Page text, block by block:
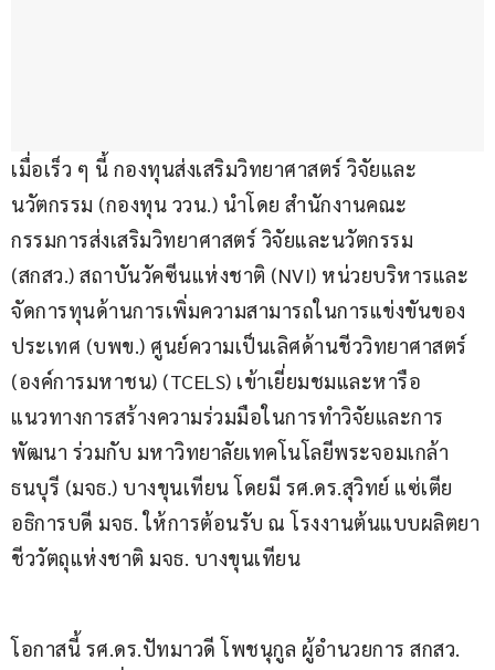
เมื่อเร็ว ๆ นี้ กองทุนส่งเสริมวิทยาศาสตร์ วิจัยและ
นวัตกรรม (กองทุน ววน.) นำโดย สำนักงานคณะ
กรรมการส่งเสริมวิทยาศาสตร์ วิจัยและนวัตกรรม
(สกสว.) สถาบันวัคซีนแห่งชาติ (NVI) หน่วยบริหารและ
จัดการทุนด้านการเพิ่มความสามารถในการแข่งขันของ
ประเทศ (บพข.) ศูนย์ความเป็นเลิศด้านชีววิทยาศาสตร์
(องค์การมหาชน) (TCELS) เข้าเยี่ยมชมและหารือ
แนวทางการสร้างความร่วมมือในการทำวิจัยและการ
พัฒนา ร่วมกับ มหาวิทยาลัยเทคโนโลยีพระจอมเกล้า
ธนบุรี (มจธ.) บางขุนเทียน โดยมี รศ.ดร.สุวิทย์ แซ่เตีย
อธิการบดี มจธ. ให้การต้อนรับ ณ โรงงานต้นแบบผลิตยา
ชีววัตถุแห่งชาติ มจธ. บางขุนเทียน
โอกาสนี้ รศ.ดร.ปัทมาวดี โพชนุกูล ผู้อำนวยการ สกสว.